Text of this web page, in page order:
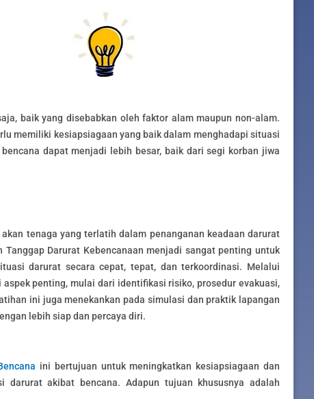
baik yang disebabkan oleh faktor alam maupun non-alam.
memiliki kesiapsiagaan yang baik dalam menghadapi situasi
dapat menjadi lebih besar, baik dari segi korban jiwa
tenaga yang terlatih dalam penanganan keadaan darurat
Darurat Kebencanaan menjadi sangat penting untuk
darurat secara cepat, tepat, dan terkoordinasi. Melalui
penting, mulai dari identifikasi risiko, prosedur evakuasi,
ini juga menekankan pada simulasi dan praktik lapangan
lebih siap dan percaya diri.
ini bertujuan untuk meningkatkan kesiapsiagaan dan
darurat akibat bencana. Adapun tujuan khususnya adalah